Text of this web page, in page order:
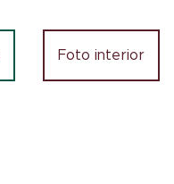
Foto interior